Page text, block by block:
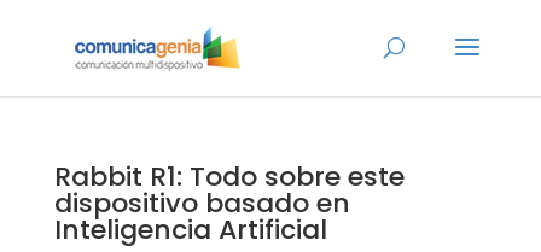
Rabbit R1: Todo sobre este
dispositivo basado en
Inteligencia Artificial